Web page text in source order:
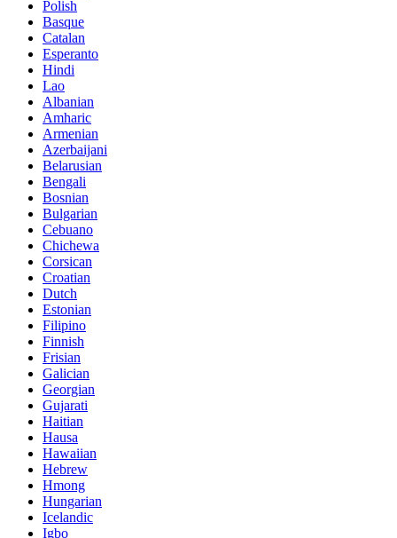
Polish
Basque
Catalan
Esperanto
Hindi
Lao
Albanian
Amharic
Armenian
Azerbaijani
Belarusian
Bengali
Bosnian
Bulgarian
Cebuano
Chichewa
Corsican
Croatian
Dutch
Estonian
Filipino
Finnish
Frisian
Galician
Georgian
Gujarati
Haitian
Hausa
Hawaiian
Hebrew
Hmong
Hungarian
Icelandic
Igbo